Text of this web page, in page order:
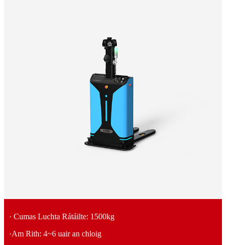
· Cumas Luchta Rátáilte: 1500kg
·Am Rith: 4~6 uair an chloig